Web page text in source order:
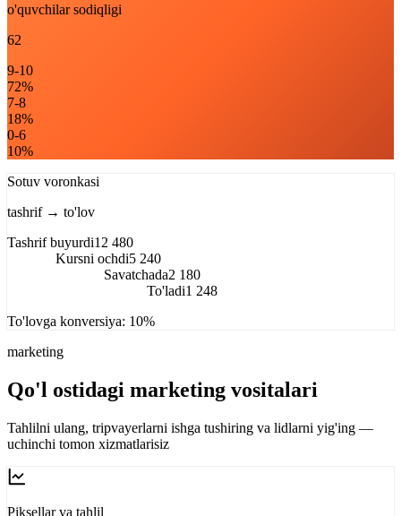
o'quvchilar sodiqligi
62
9-10
72%
7-8
18%
0-6
10%
Sotuv voronkasi
tashrif → to'lov
Tashrif buyurdi12 480
Kursni ochdi5 240
Savatchada2 180
To'ladi1 248
To'lovga konversiya: 10%
marketing
Qo'l ostidagi marketing vositalari
Tahlilni ulang, tripvayerlarni ishga tushiring va lidlarni yig'ing —
uchinchi tomon xizmatlarisiz
Piksellar va tahlil